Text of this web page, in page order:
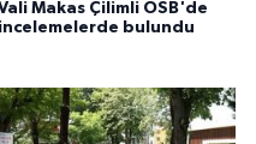
Makas Çilimli OSB'de
incelemelerde bulundu